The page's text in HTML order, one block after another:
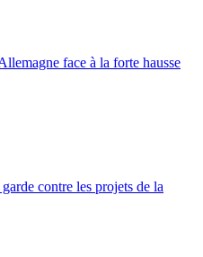
face à la forte hausse
contre les projets de la